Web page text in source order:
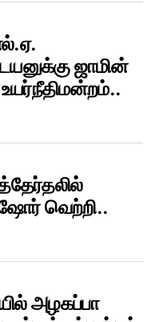
ஜாமின்
வெற்றி..
அழகப்பா